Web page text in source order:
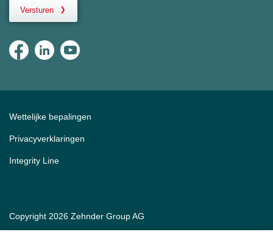
Versturen
Copyright 2026 Zehnder Group AG
Wettelijke bepalingen
Privacyverklaringen
Integrity Line